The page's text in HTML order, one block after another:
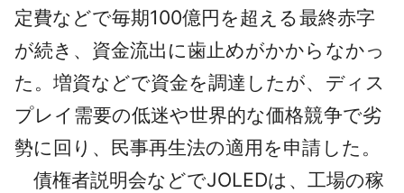
定費などで毎期100億円を超える最終赤字
が続き、資金流出に歯止めがかからなかっ
た。増資などで資金を調達したが、ディス
プレイ需要の低迷や世界的な価格競争で劣
勢に回り、民事再生法の適用を申請した。
債権者説明会などでJOLEDは、工場の稼